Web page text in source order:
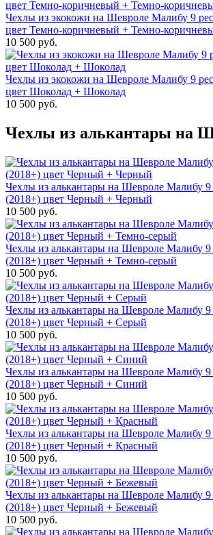
Чехлы из экокожи на Шевроле Малибу 9
цвет Темно-коричневый + Темно-
10 500 руб.
Чехлы из экокожи на Шевроле Малибу 9
цвет Шоколад + Шоколад
10 500 руб.
Чехлы из алькантары на
Чехлы из алькантары на Шевроле Малибу 9
(2018+) цвет Черный + Черный
10 500 руб.
Чехлы из алькантары на Шевроле Малибу 9
(2018+) цвет Черный + Темно-серый
10 500 руб.
Чехлы из алькантары на Шевроле Малибу 9
(2018+) цвет Черный + Серый
10 500 руб.
Чехлы из алькантары на Шевроле Малибу 9
(2018+) цвет Черный + Синий
10 500 руб.
Чехлы из алькантары на Шевроле Малибу 9
(2018+) цвет Черный + Красный
10 500 руб.
Чехлы из алькантары на Шевроле Малибу 9
(2018+) цвет Черный + Бежевый
10 500 руб.